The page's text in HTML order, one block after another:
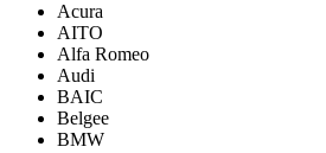
Acura
AITO
Alfa Romeo
Audi
BAIC
Belgee
BMW